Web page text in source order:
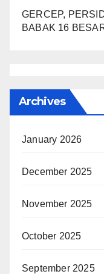
GERCEP,
BABAK 16
Archives
January 2026
December 2025
November 2025
October 2025
September 2025